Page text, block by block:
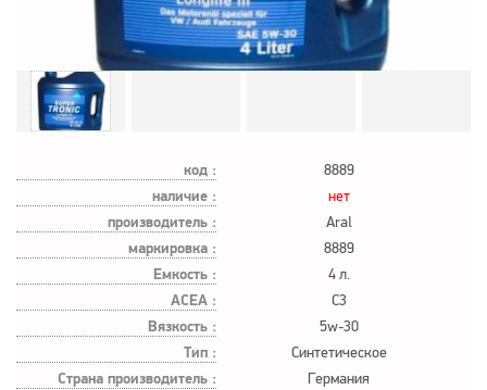
код : 8889
наличие : нет
производитель : Aral
маркировка : 8889
Емкость : 4 л.
ACEA : C3
Вязкость : 5w-30
Тип : Синтетическое
Страна производитель : Германия